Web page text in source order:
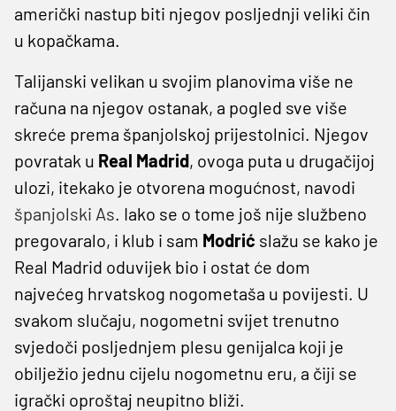
američki nastup biti njegov posljednji veliki čin
u kopačkama.
Talijanski velikan u svojim planovima više ne
računa na njegov ostanak, a pogled sve više
skreće prema španjolskoj prijestolnici. Njegov
povratak u Real Madrid, ovoga puta u drugačijoj
ulozi, itekako je otvorena mogućnost, navodi
španjolski As. Iako se o tome još nije službeno
pregovaralo, i klub i sam Modrić slažu se kako je
Real Madrid oduvijek bio i ostat će dom
najvećeg hrvatskog nogometaša u povijesti. U
svakom slučaju, nogometni svijet trenutno
svjedoči posljednjem plesu genijalca koji je
obilježio jednu cijelu nogometnu eru, a čiji se
igrački oproštaj neupitno bliži.